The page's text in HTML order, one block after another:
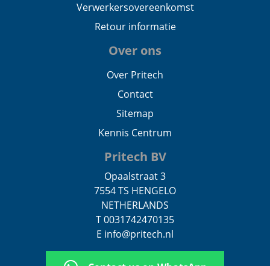
Verwerkersovereenkomst
Retour informatie
Over ons
Over Pritech
Contact
Sitemap
Kennis Centrum
Pritech BV
Opaalstraat 3
7554 TS HENGELO
NETHERLANDS
T 0031742470135
E info@pritech.nl